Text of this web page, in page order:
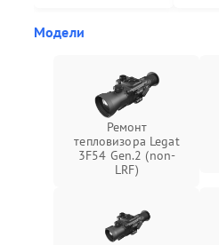
Модели
Ремонт
тепловизора Legat
3F54 Gen.2 (non-
LRF)